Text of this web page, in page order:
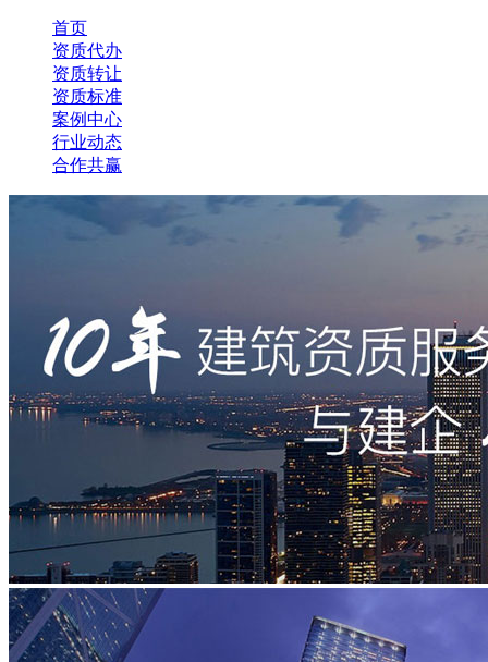
首页
资质代办
资质转让
资质标准
案例中心
行业动态
合作共赢